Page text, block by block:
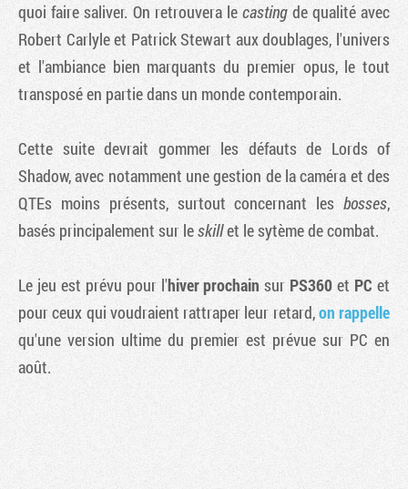
quoi faire saliver. On retrouvera lecastingde qualité avec
Robert Carlyle et Patrick Stewart aux doublages, l'univers
et l'ambiance bien marquants du premier opus, le tout
transposé en partie dans un monde contemporain.
Cette suite devrait gommer les défauts de Lords of
Shadow, avec notamment une gestion de la caméra et des
QTEs moins présents, surtout concernant les bosses,
basés principalement sur leskillet le sytème de combat.
Le jeu est prévu pour l'hiver prochain sur PS360 et PC et
pour ceux qui voudraient rattraper leur retard,on rappelle
qu'une version ultime du premier est prévue sur PC en
août.